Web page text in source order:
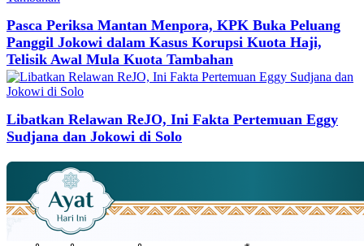
Pasca Periksa Mantan Menpora, KPK Buka Peluang
Panggil Jokowi dalam Kasus Korupsi Kuota Haji,
Telisik Awal Mula Kuota Tambahan
Libatkan Relawan ReJO, Ini Fakta Pertemuan Eggy
Sudjana dan Jokowi di Solo